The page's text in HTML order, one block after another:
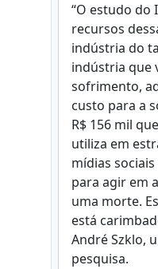
“O estudo do
recursos
indústria do
indústria que
sofrimento,
custo para a
R$ 156 mil
utiliza em
mídias
para agir em
uma morte.
está
André Szklo,
pesquisa.